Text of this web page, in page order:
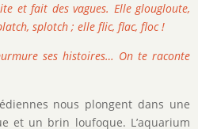
et fait des vagues. Elle glougloute,
splotch ; elle flic, flac, floc !
ses histoires… On te raconte
nous plongent dans une
et un brin loufoque. L’aquarium